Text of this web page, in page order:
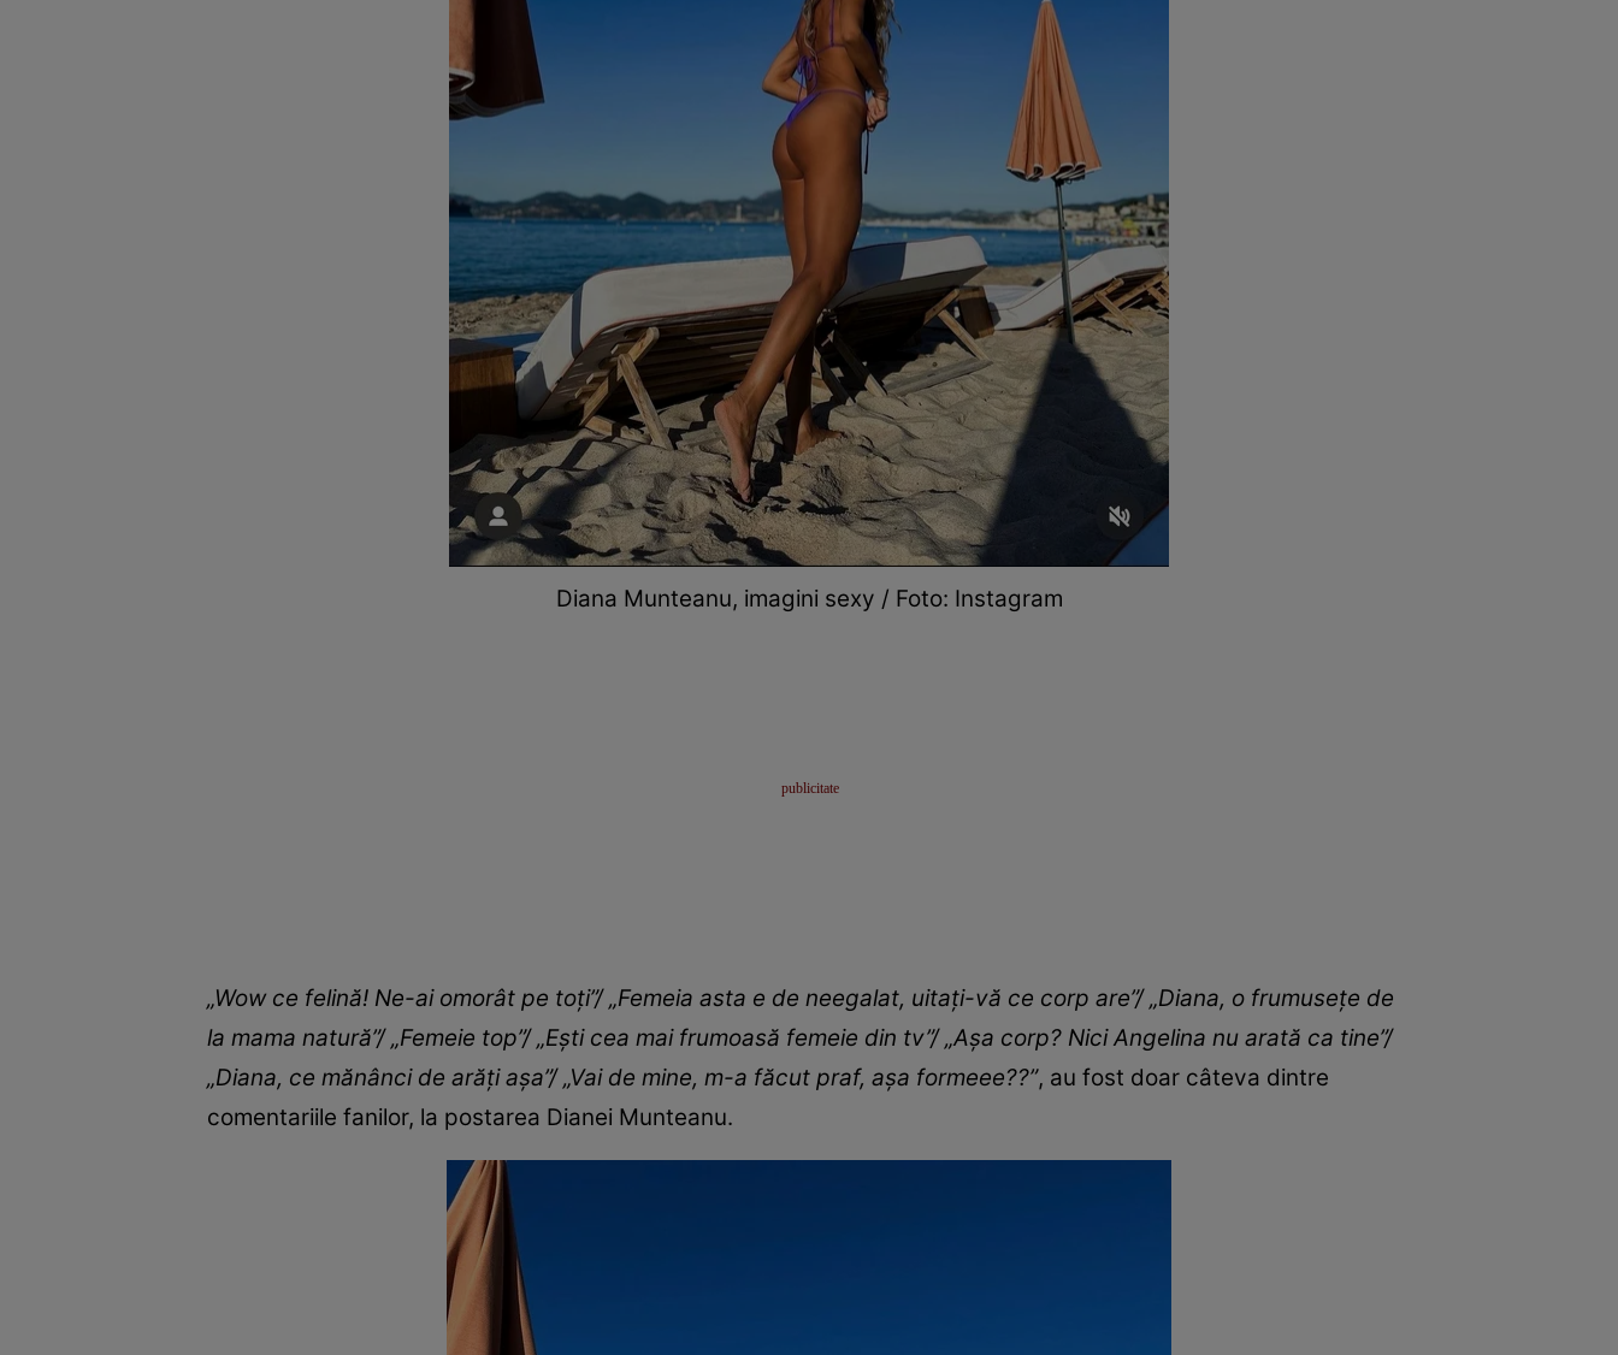
Diana Munteanu, imagini sexy / Foto: Instagram
„Wow ce felină! Ne-ai omorât pe toți”/ „Femeia asta e de neegalat, uitați-vă ce corp are”/ „Diana, o frumusețe de
la mama natură”/ „Femeie top”/ „Ești cea mai frumoasă femeie din tv”/ „Așa corp? Nici Angelina nu arată ca tine”/
„Diana, ce mănânci de arăți așa”/ „Vai de mine, m-a făcut praf, așa formeee??”, au fost doar câteva dintre
comentariile fanilor, la postarea Dianei Munteanu.